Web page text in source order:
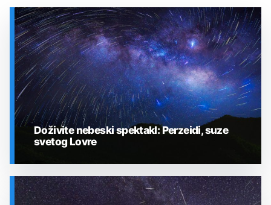
SVEMIR
Doživite nebeski spektakl: Perzeidi, suze
svetog Lovre